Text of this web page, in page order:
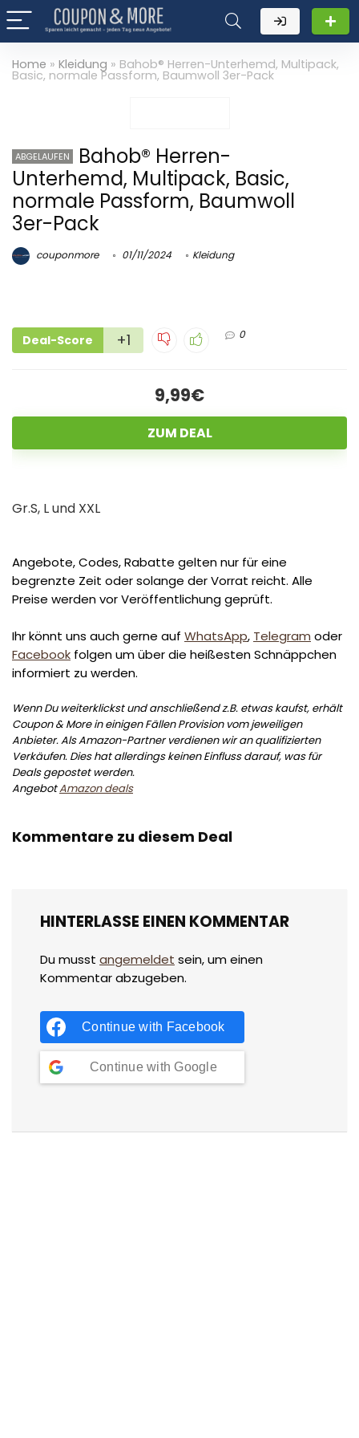
Home » Kleidung » Bahob® Herren-Unterhemd, Multipack,
Basic, normale Passform, Baumwoll 3er-Pack
ABGELAUFEN
Bahob® Herren-
Unterhemd, Multipack, Basic,
normale Passform, Baumwoll
3er-Pack
couponmore 01/11/2024 Kleidung
Deal-Score +1 0
9,99€
ZUM DEAL
Gr.S, L und XXL
Angebote, Codes, Rabatte gelten nur für eine
begrenzte Zeit oder solange der Vorrat reicht. Alle
Preise werden vor Veröffentlichung geprüft.
Ihr könnt uns auch gerne auf WhatsApp, Telegram oder
Facebook folgen um über die heißesten Schnäppchen
informiert zu werden.
Wenn Du weiterklickst und anschließend z.B. etwas kaufst, erhält
Coupon & More in einigen Fällen Provision vom jeweiligen
Anbieter. Als Amazon-Partner verdienen wir an qualifizierten
Verkäufen. Dies hat allerdings keinen Einfluss darauf, was für
Deals gepostet werden.
AngebotAmazon deals
Kommentare zu diesem Deal
HINTERLASSE EINEN KOMMENTAR
Du musst angemeldet sein, um einen
Kommentar abzugeben.
Continue with Facebook
Continue with Google